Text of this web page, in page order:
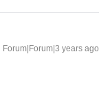
Forum|Forum|3 years ago